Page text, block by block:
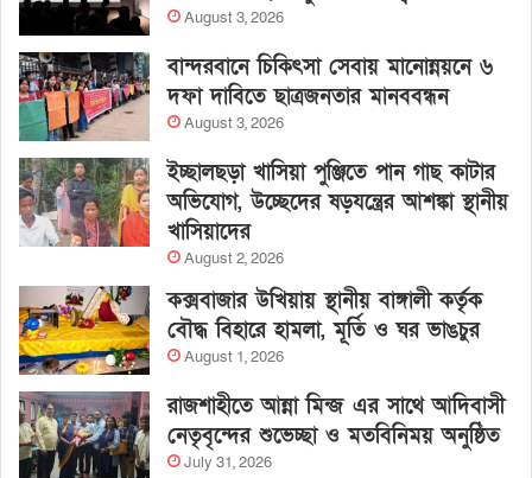
August 3, 2026
বান্দরবানে চিকিৎসা সেবায় মানোন্নয়নে ৬
দফা দাবিতে ছাত্রজনতার মানববন্ধন
August 3, 2026
ইচ্ছালছড়া খাসিয়া পুঞ্জিতে পান গাছ কাটার
অভিযোগ, উচ্ছেদের ষড়যন্ত্রের আশঙ্কা স্থানীয়
খাসিয়াদের
August 2, 2026
কক্সবাজার উখিয়ায় স্থানীয় বাঙ্গালী কর্তৃক
বৌদ্ধ বিহারে হামলা, মূর্তি ও ঘর ভাঙচুর
August 1, 2026
রাজশাহীতে আন্না মিন্জ এর সাথে আদিবাসী
নেতৃবৃন্দের শুভেচ্ছা ও মতবিনিময় অনুষ্ঠিত
July 31, 2026